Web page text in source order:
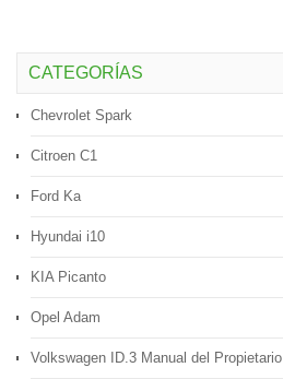
CATEGORÍAS
Chevrolet Spark
Citroen C1
Ford Ka
Hyundai i10
KIA Picanto
Opel Adam
Volkswagen ID.3 Manual del Propietario